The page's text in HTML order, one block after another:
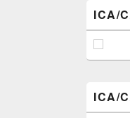
ICA/
ICA/